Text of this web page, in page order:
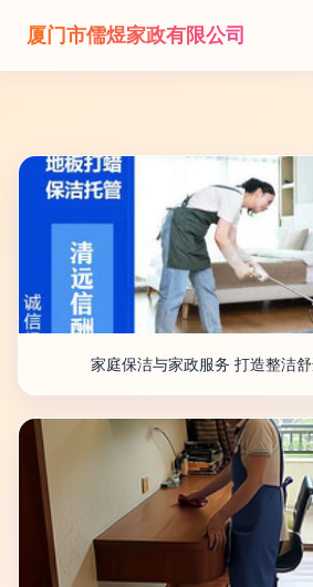
厦门市儒煜家政有限公司
家庭保洁与家政服务 打造整洁